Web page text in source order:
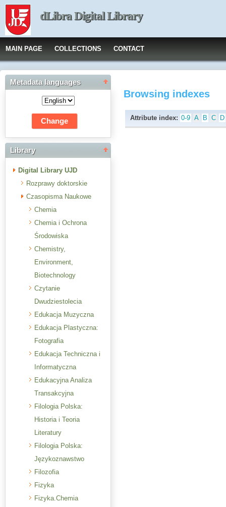
dLibra Digital Library
MAIN PAGE COLLECTIONS CONTACT
Metadata languages
Library
Digital Library UJD
Rozprawy doktorskie
Czasopisma Naukowe
Chemia
Chemia i Ochrona
Środowiska
Chemistry,
Environment,
Biotechnology
Czytanie
Dwudziestolecia
Edukacja Muzyczna
Edukacja Plastyczna:
Fotografia
Edukacja Techniczna i
Informatyczna
Edukacyjna Analiza
Transakcyjna
Filologia Polska:
Historia i Teoria
Literatury
Filologia Polska:
Językoznawstwo
Filozofia
Fizyka
Fizyka.Chemia
Browsing indexes
Attribute index: 0-9 A B C D